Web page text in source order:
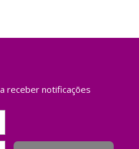
receber notificações